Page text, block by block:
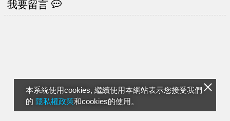
本系統使用cookies, 繼續使用本網站表示您接受我們
的 隱私權政策和cookies的使用。
我要留言